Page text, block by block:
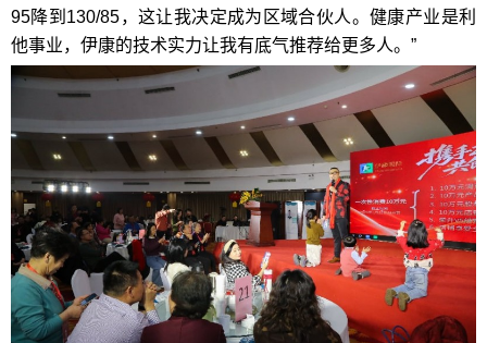
95降到130/85，这让我决定成为区域合伙人。健康产业是利
他事业，伊康的技术实力让我有底气推荐给更多人。”